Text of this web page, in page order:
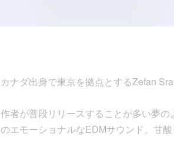
カナダ出身で東京を拠点とするZefan
作者が普段リリースすることが多い夢
のエモーショナルなEDMサウンド。甘